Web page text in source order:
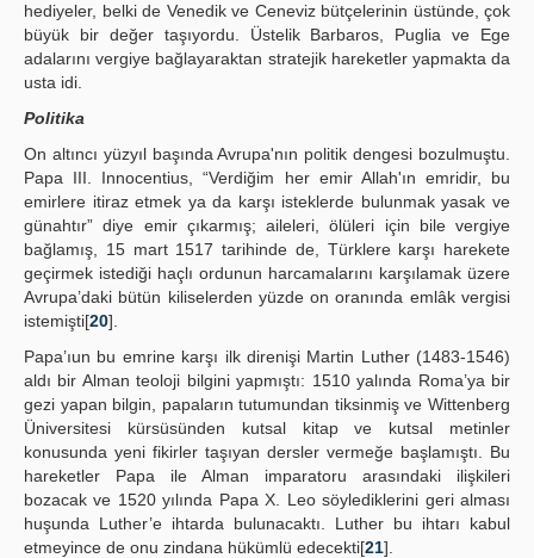
hediyeler, belki de Venedik ve Ceneviz bütçelerinin üstünde, çok
büyük bir değer taşıyordu. Üstelik Barbaros, Puglia ve Ege
adalarını vergiye bağlayaraktan stratejik hareketler yapmakta da
usta idi.
Politika
On altıncı yüzyıl başında Avrupa'nın politik dengesi bozulmuştu.
Papa III. Innocentius, “Verdiğim her emir Allah'ın emridir, bu
emirlere itiraz etmek ya da karşı isteklerde bulunmak yasak ve
günahtır” diye emir çıkarmış; aileleri, ölüleri için bile vergiye
bağlamış, 15 mart 1517 tarihinde de, Türklere karşı harekete
geçirmek istediği haçlı ordunun harcamalarını karşılamak üzere
Avrupa’daki bütün kiliselerden yüzde on oranında emlâk vergisi
istemişti[20].
Papa’ıun bu emrine karşı ilk direnişi Martin Luther (1483-1546)
aldı bir Alman teoloji bilgini yapmıştı: 1510 yalında Roma’ya bir
gezi yapan bilgin, papaların tutumundan tiksinmiş ve Wittenberg
Üniversitesi kürsüsünden kutsal kitap ve kutsal metinler
konusunda yeni fikirler taşıyan dersler vermeğe başlamıştı. Bu
hareketler Papa ile Alman imparatoru arasındaki ilişkileri
bozacak ve 1520 yılında Papa X. Leo söylediklerini geri alması
huşunda Luther’e ihtarda bulunacaktı. Luther bu ihtarı kabul
etmeyince de onu zindana hükümlü edecekti[21].